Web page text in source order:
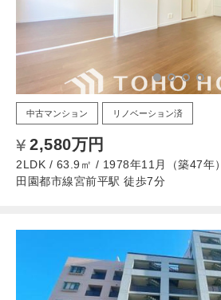
中古マンション リノベーション済
2,580万円
2LDK / 63.9㎡ / 1978年11月（築47年）
田園都市線宮前平駅 徒歩7分